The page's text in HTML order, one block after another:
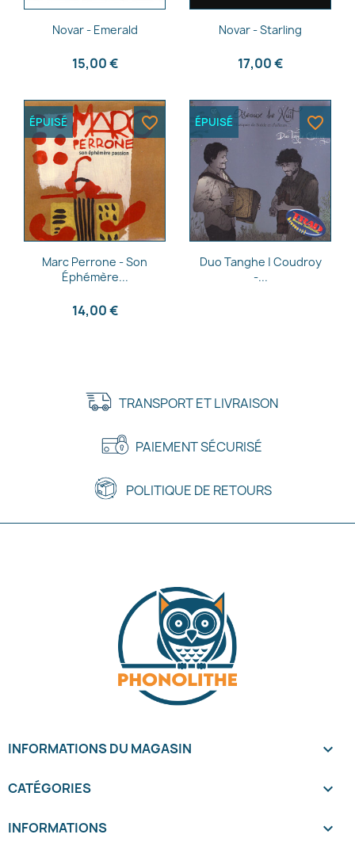
Aperçu rapide
Novar - Emerald
15,00 €
Aperçu rapide
Novar - Starling
17,00 €
Aperçu rapide
Marc Perrone - Son
Éphémère...
14,00 €
ÉPUISÉ favorite_border
Aperçu rapide
Duo Tanghe | Coudroy
-...
ÉPUISÉ favorite_border
TRANSPORT ET LIVRAISON
PAIEMENT SÉCURISÉ
POLITIQUE DE RETOURS
INFORMATIONS DU MAGASIN keyboard_arrow_down
CATÉGORIES 
INFORMATIONS 